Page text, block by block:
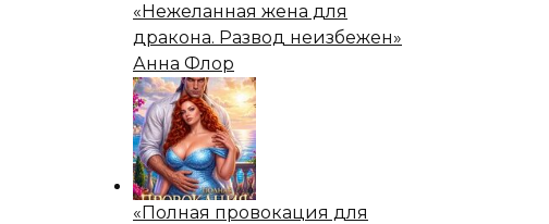
«Нежеланная жена для
дракона. Развод неизбежен»
Анна Флор
«Полная провокация для